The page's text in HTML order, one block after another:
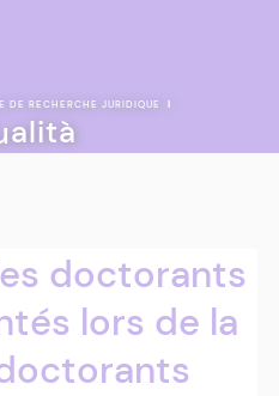
DE RECHERCHE JURIDIQUE |
doctorants
lors de la